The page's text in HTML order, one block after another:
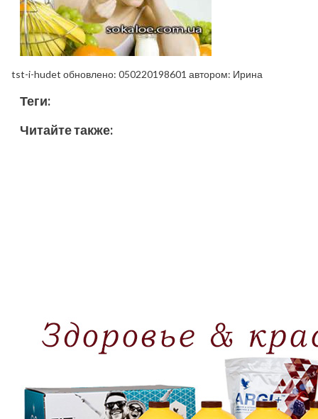
tst-i-hudet обновлено: 050220198601 автором: Ирина
Теги:
Читайте также: